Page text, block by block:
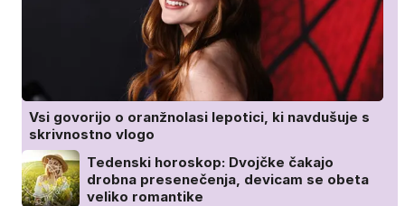
Vsi govorijo o oranžnolasi lepotici, ki navdušuje s
skrivnostno vlogo
Tedenski horoskop: Dvojčke čakajo
drobna presenečenja, devicam se obeta
veliko romantike